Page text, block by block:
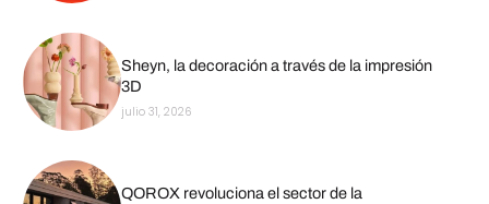
Sheyn, la decoración a través de la impresión
3D
julio 31, 2026
QOROX revoluciona el sector de la